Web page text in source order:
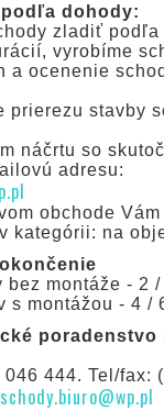
dohody:
zladiť podľa
vyrobíme
a ocenenie
prierezu stavby
náčrtu so
adresu:
obchode
kategórii: na
bez montáže - 2
s montážou - 4 /
444. Tel/fax: